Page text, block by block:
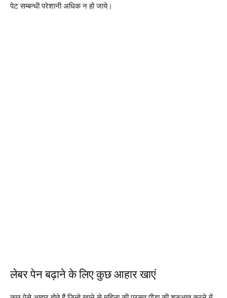
पेट सम्बन्धी परेशानी अधिक न हो जाये।
लेबर पेन बढ़ाने के लिए कुछ आहार खाएं